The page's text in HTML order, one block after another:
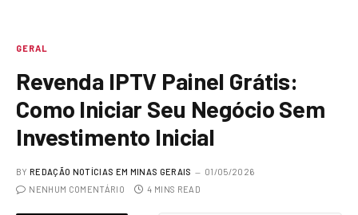
GERAL
Revenda IPTV Painel Grátis:
Como Iniciar Seu Negócio Sem
Investimento Inicial
BY REDAÇÃO NOTÍCIAS EM MINAS GERAIS
01/05/2026
NENHUM COMENTÁRIO
4 MINS READ